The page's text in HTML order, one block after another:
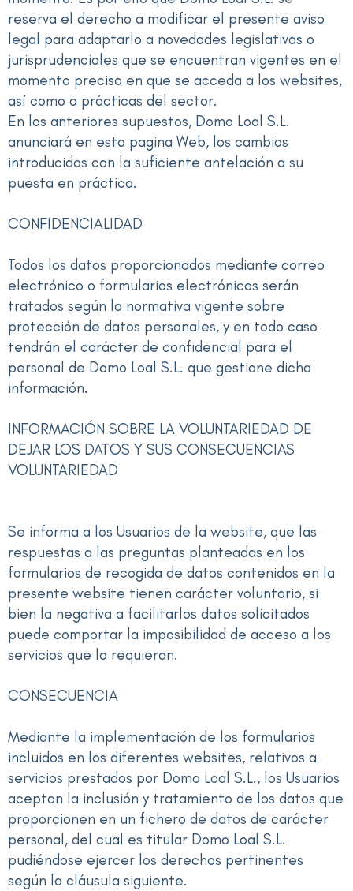
reserva el derecho a modificar el presente aviso
legal para adaptarlo a novedades legislativas o
jurisprudenciales que se encuentran vigentes en el
momento preciso en que se acceda a los websites,
así como a prácticas del sector.
En los anteriores supuestos, Domo Loal S.L.
anunciará en esta pagina Web, los cambios
introducidos con la suficiente antelación a su
puesta en práctica.
CONFIDENCIALIDAD
Todos los datos proporcionados mediante correo
electrónico o formularios electrónicos serán
tratados según la normativa vigente sobre
protección de datos personales, y en todo caso
tendrán el carácter de confidencial para el
personal de Domo Loal S.L. que gestione dicha
información.
INFORMACIÓN SOBRE LA VOLUNTARIEDAD DE
DEJAR LOS DATOS Y SUS CONSECUENCIAS
VOLUNTARIEDAD
Se informa a los Usuarios de la website, que las
respuestas a las preguntas planteadas en los
formularios de recogida de datos contenidos en la
presente website tienen carácter voluntario, si
bien la negativa a facilitarlos datos solicitados
puede comportar la imposibilidad de acceso a los
servicios que lo requieran.
CONSECUENCIA
Mediante la implementación de los formularios
incluidos en los diferentes websites, relativos a
servicios prestados por Domo Loal S.L., los Usuarios
aceptan la inclusión y tratamiento de los datos que
proporcionen en un fichero de datos de carácter
personal, del cual es titular Domo Loal S.L.
pudiéndose ejercer los derechos pertinentes
según la cláusula siguiente.